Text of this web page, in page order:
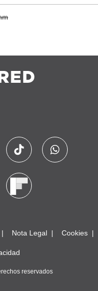
Nota Legal Cookies
reservados